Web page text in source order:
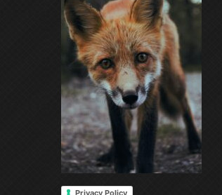
Privacy Policy